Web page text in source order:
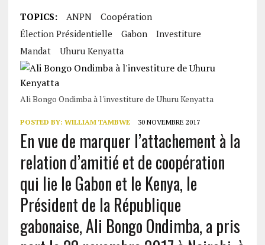
TOPICS: ANPN
Coopération
Élection Présidentielle
Gabon
Investiture
Mandat
Uhuru Kenyatta
Ali Bongo Ondimba à l'investiture de Uhuru Kenyatta
POSTED BY: WILLIAM TAMBWE 30 NOVEMBRE 2017
En vue de marquer l’attachement à la
relation d’amitié et de coopération
qui lie le Gabon et le Kenya, le
Président de la République
gabonaise, Ali Bongo Ondimba, a pris